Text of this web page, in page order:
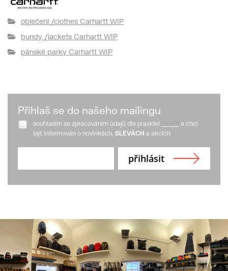
oblečení /clothes Carhartt WIP
bundy /jackets Carhartt WIP
pánské parky Carhartt WIP
Přihlaš se do našeho mailingu
souhlasím se zpracováním údajů dle pravidel
a chci
být informován o novinkách, SLEVÁCH a akcích